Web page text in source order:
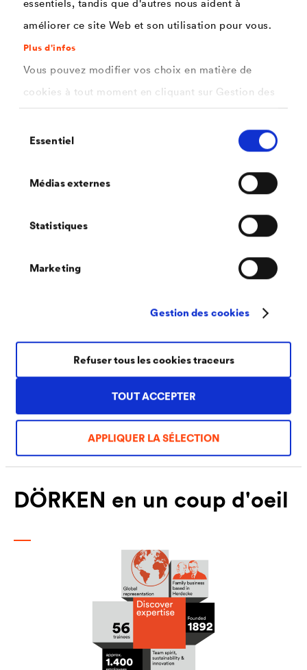
essentiels, tandis que d'autres nous aident à
améliorer ce site Web et son utilisation pour vous.
Plus d'infos
Vous pouvez modifier vos choix en matière de
cookies à tout moment en cliquant sur Gestion des
informations dans notre
politique de confidentialité
Sélectionnez les cookies que vous souhaitez
duEssentiel
Médias externes
Statistiques
Marketing
Gestion des cookies
TOUT ACCEPTER
APPLIQUER LA SÉLECTION
Refuser tous les cookies traceurs
DÖRKEN Services
Derrière les deux entités commerciales se trouve une
DÖRKEN Services, avec les domaines centraux des
finances, contrôle de gestion, des relations avec les
gestion des bâtiments, HSE (Hygiène / Sécurité /
Environnement).
DÖRKEN en un coup d'oeil